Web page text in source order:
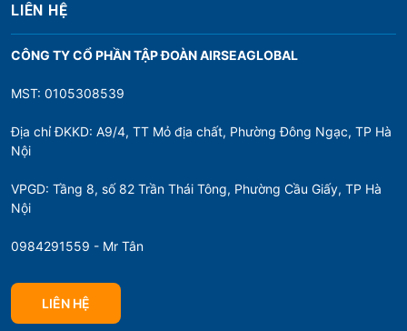
LIÊN HỆ
CÔNG TY CỔ PHẦN TẬP ĐOÀN AIRSEAGLOBAL
MST: 0105308539
Địa chỉ ĐKKD: A9/4, TT Mỏ địa chất, Phường Đông Ngạc, TP Hà
Nội
VPGD: Tầng 8, số 82 Trần Thái Tông, Phường Cầu Giấy, TP Hà
Nội
0984291559 - Mr Tân
LIÊN HỆ